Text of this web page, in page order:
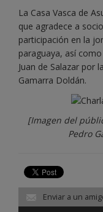
La Casa Vasca de
que agradece a
participación en la
paraguaya, así
Juan de Salazar por
Gamarra Doldán.
[Imagen del
Pedro
Enviar a un